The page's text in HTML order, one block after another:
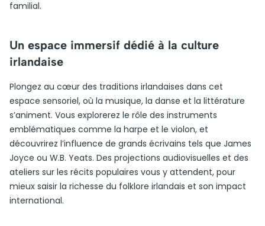
familial.
Un espace immersif dédié à la culture
irlandaise
Plongez au cœur des traditions irlandaises dans cet
espace sensoriel, où la musique, la danse et la littérature
s’animent. Vous explorerez le rôle des instruments
emblématiques comme la harpe et le violon, et
découvrirez l’influence de grands écrivains tels que James
Joyce ou W.B. Yeats. Des projections audiovisuelles et des
ateliers sur les récits populaires vous y attendent, pour
mieux saisir la richesse du folklore irlandais et son impact
international.